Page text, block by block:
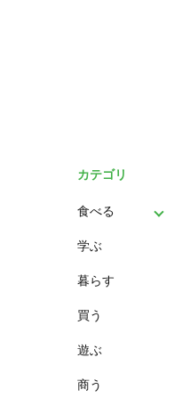
カテゴリ
食べる
パン
スイーツ
学ぶ
暮らす
買う
遊ぶ
商う